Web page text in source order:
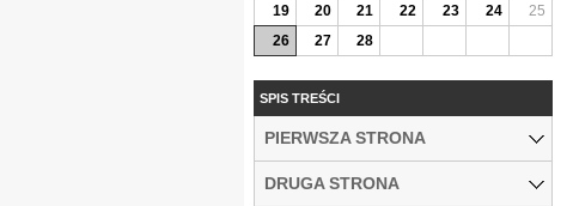
19
20 21 22 23 24
25
26
27 28
SPIS TREŚCI
PIERWSZA STRONA
DRUGA STRONA